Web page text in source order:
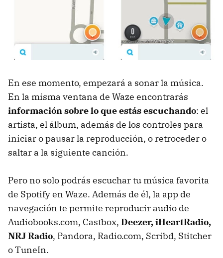
En ese momento, empezará a sonar la música.
En la misma ventana de Waze encontrarás
información sobre lo que estás escuchando: el
artista, el álbum, además de los controles para
iniciar o pausar la reproducción, o retroceder o
saltar a la siguiente canción.
Pero no solo podrás escuchar tu música favorita
de Spotify en Waze. Además de él, la app de
navegación te permite reproducir audio de
Audiobooks.com, Castbox, Deezer, iHeartRadio,
NRJ Radio, Pandora, Radio.com, Scribd, Stitcher
o TuneIn.